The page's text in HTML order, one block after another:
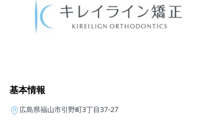
基本情報
広島県福山市引野町3丁目37-27